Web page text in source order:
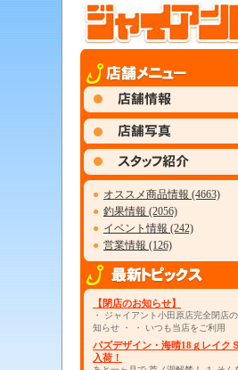
● オススメ商品情報 (4663)
● 釣果情報 (2056)
● イベント情報 (242)
● 営業情報 (126)
【閉店のお知らせ】
・ ジャイアント小田原店完全閉店
知らせ ・ ・ いつも当店をご利用
パズデザイン・海晴18ｇレイク
入荷！